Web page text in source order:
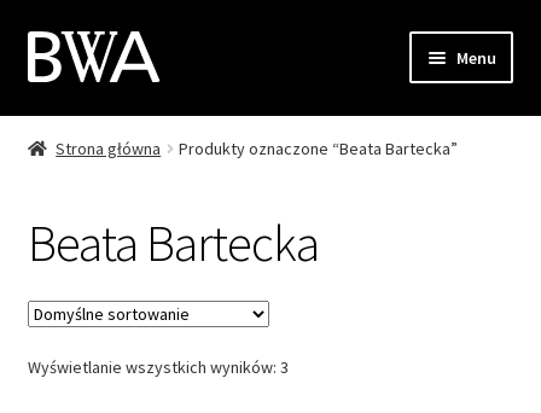
Przejdź
do
Przejdź
do
Menu
SklepStrona główna Produkty oznaczone “Beata Bartecka”
Beata Bartecka
Wyświetlanie wszystkich wyników: 3